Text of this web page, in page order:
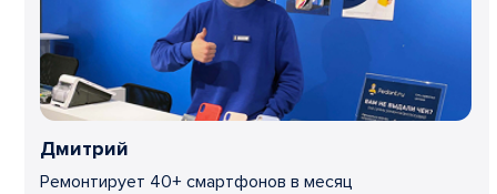
Дмитрий
Ремонтирует 40+ смартфонов в месяц